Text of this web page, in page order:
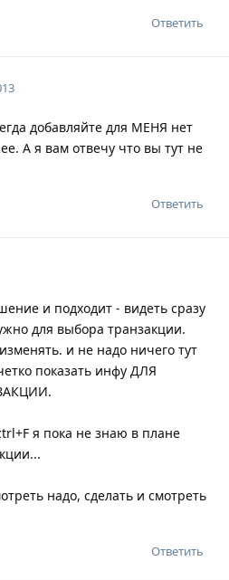
Ответить
добавляйте для МЕНЯ нет
А я вам отвечу что вы тут не
Ответить
и подходит - видеть сразу
для выбора транзакции.
и не надо ничего тут
показать инфу ДЛЯ
я пока не знаю в плане
надо, сделать и смотреть
Ответить